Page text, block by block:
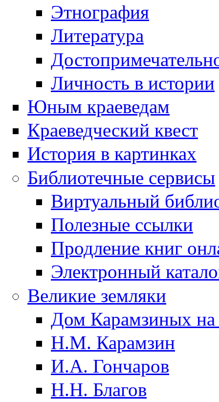
Этнография
Литература
Личность в истории
Юным краеведам
Краеведческий квест
История в картинках
Библиотечные сервисы
Виртуальный
Полезные ссылки
Продление книг
Электронный
Великие земляки
Дом Карамзиных на
Н.М. Карамзин
И.А. Гончаров
Н.Н. Благов